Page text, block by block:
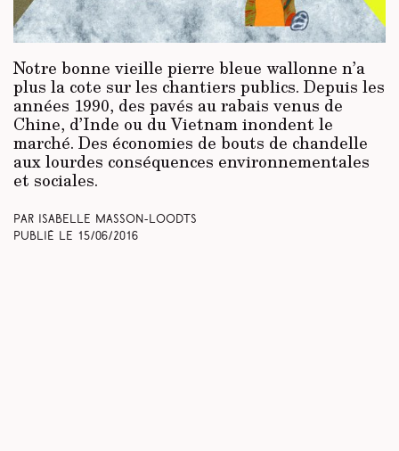
Notre bonne vieille pierre bleue wallonne n’a
plus la cote sur les chantiers publics. Depuis les
années 1990, des pavés au rabais venus de
Chine, d’Inde ou du Vietnam inondent le
marché. Des économies de bouts de chandelle
aux lourdes conséquences environnementales
et sociales.
Par Isabelle Masson-Loodts
Publié le 15/06/2016